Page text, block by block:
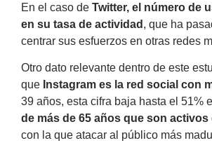
En el caso de Twitter, el número de
en su tasa de actividad , que ha
centrar sus esfuerzos en otras redes
Otro dato relevante dentro de este
que Instagram es la red social con
39 años, esta cifra baja hasta el 51%
de más de 65 años que son
con la que atacar al público más